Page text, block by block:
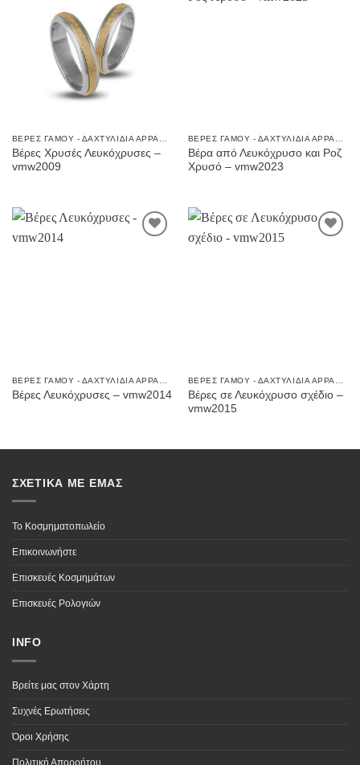
Προσθήκη
στην
Wishlist
ΒΈΡΕΣ ΓΆΜΟΥ - ΔΑΧΤΥΛΊΔΙΑ ΑΡΡΑΒΏΝΩΝ
Βέρες Χρυσές Λευκόχρυσες –
vmw2009
ΒΈΡΕΣ ΓΆΜΟΥ - ΔΑΧΤΥΛΊΔΙΑ ΑΡΡΑΒΏΝΩΝ
Βέρα από Λευκόχρυσο και Ροζ
Χρυσό – vmw2023
Βέρες Λευκόχρυσες – vmw2014
Βέρες σε Λευκόχρυσο σχέδιο –
vmw2015
ΣΧΕΤΙΚΑ ΜΕ ΕΜΑΣ
Το Κοσμηματοπωλείο
Επικοινωνήστε
Επισκευές Κοσμημάτων
Επισκευές Ρολογιών
INFO
Βρείτε μας στον Χάρτη
Συχνές Ερωτήσεις
Όροι Χρήσης
Πολιτική Απορρήτου